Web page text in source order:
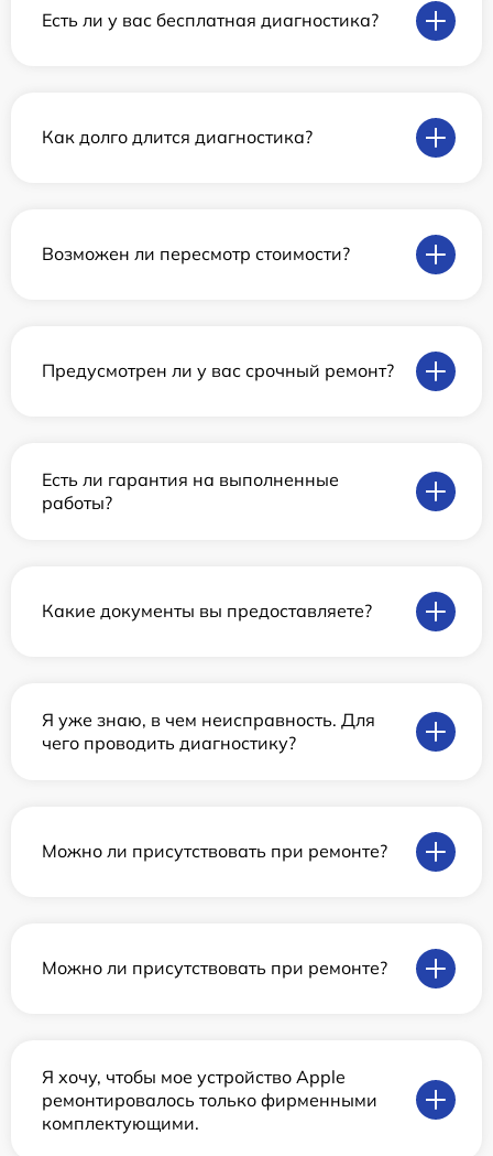
Есть ли у вас бесплатная диагностика?
Как долго длится диагностика?
Возможен ли пересмотр стоимости?
Предусмотрен ли у вас срочный ремонт?
Есть ли гарантия на выполненные
работы?
Какие документы вы предоставляете?
Я уже знаю, в чем неисправность. Для
чего проводить диагностику?
Можно ли присутствовать при ремонте?
Можно ли присутствовать при ремонте?
Я хочу, чтобы мое устройство Apple
ремонтировалось только фирменными
комплектующими.